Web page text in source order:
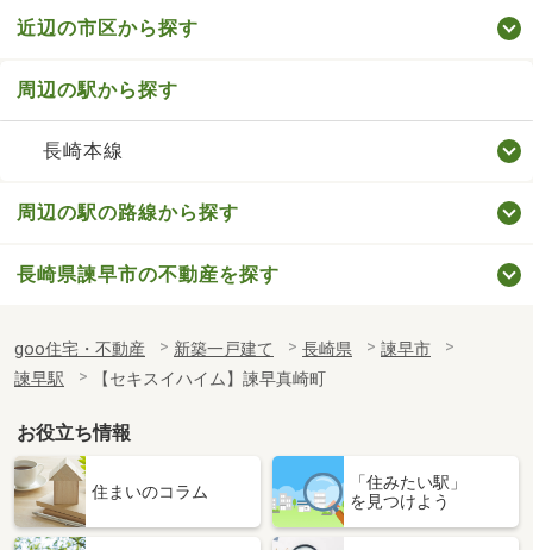
近辺の市区から探す
周辺の駅から探す
長崎本線
周辺の駅の路線から探す
長崎県諫早市の不動産を探す
goo住宅・不動産 新築一戸建て 長崎県
諫早市
諫早駅
【セキスイハイム】諫早真崎町
お役立ち情報
住まいのコラム
「住みたい駅」
を見つけよう